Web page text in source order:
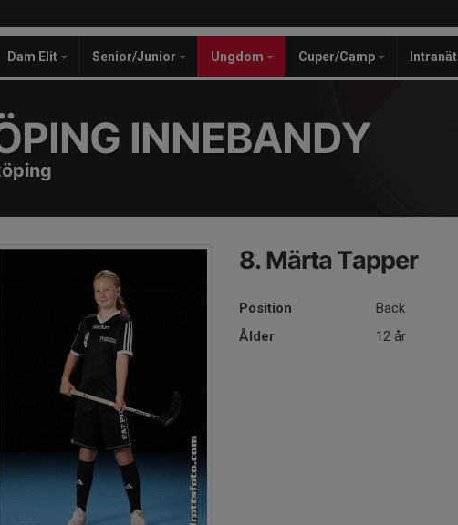
Dam Elit Senior/Junior Ungdom Cuper/Camp Intranät
INNEBANDY
8. Märta Tapper
Position
Back
Ålder
12 år